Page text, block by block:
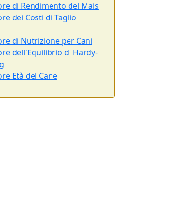
di Rendimento del Mais
dei Costi di Taglio
di Nutrizione per Cani
dell'Equilibrio di Hardy-
Età del Cane